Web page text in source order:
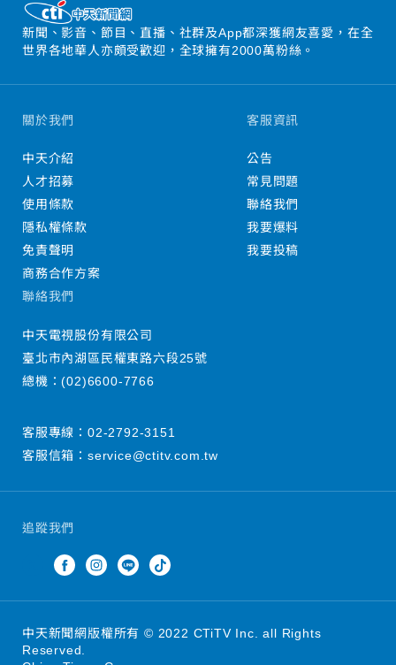
新聞、影音、節目、直播、社群及App都深獲網友喜愛，在全
世界各地華人亦頗受歡迎，全球擁有2000萬粉絲。
追蹤我們
關於我們
中天介紹
人才招募
使用條款
隱私權條款
免責聲明
商務合作方案
客服資訊
公告
常見問題
聯絡我們
我要爆料
我要投稿
聯絡我們
中天電視股份有限公司
臺北市內湖區民權東路六段25號
總機：(02)6600-7766
客服專線： 02-2792-3151
客服信箱： service@ctitv.com.tw
中天新聞網版權所有 © 2022 CTiTV Inc. all Rights
Reserved.